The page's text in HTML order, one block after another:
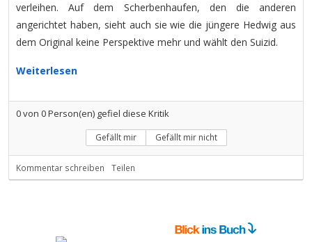
verleihen. Auf dem Scherbenhaufen, den die anderen
angerichtet haben, sieht auch sie wie die jüngere Hedwig aus
dem Original keine Perspektive mehr und wählt den Suizid.
Weiterlesen
0von 0Person(en) gefiel diese Kritik
Gefällt mir Gefällt mir nicht
Kommentar schreiben Teilen